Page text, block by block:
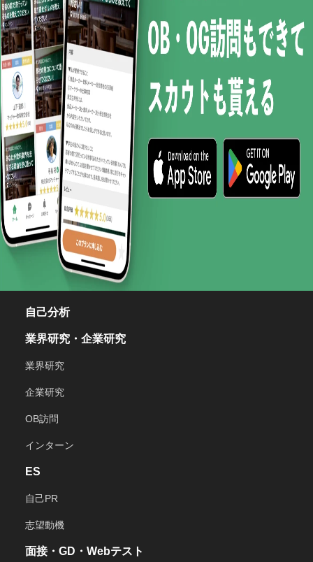
自己分析
業界研究・企業研究
業界研究
企業研究
OB訪問
インターン
ES
自己PR
志望動機
面接・GD・Webテスト